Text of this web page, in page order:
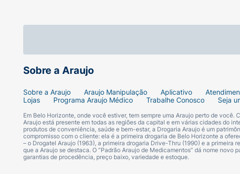
Sobre a Araujo
Sobre a Araujo Araujo Manipulação Aplicativo
Lojas
Programa Araujo Médico Trabalhe Conosco Seja
Em Belo Horizonte, onde você estiver, tem sempre uma Araujo perto de
Araujo está presente em todas as regiões da capital e em várias cidades do
produtos de conveniência, saúde e bem-estar, a Drogaria Araujo é um
compromisso com o cliente: ela é a primeira drogaria de Belo Horizonte a
– o Drogatel Araujo (1963), a primeira drogaria Drive-Thru (1990) e a primeira
que a Araujo se destaca. O “Padrão Araujo de Medicamentos” dá nome
garantias de procedência, preço baixo, variedade e estoque.